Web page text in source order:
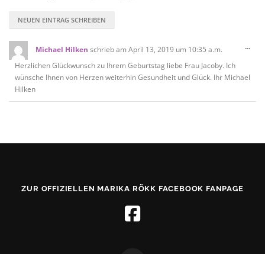
Michael Hilken schrieb am April 13, 2019 um 10:35 a.m.
Herzlichen Glückwunsch zu Ihrem Geburtstag liebe Frau Jacoby. Ich
wünsche Ihnen von Herzen weiterhin Gesundheit und Glück. Ihr Michael
Hilken
...
ZUR OFFIZIELLEN MARIKA RÖKK FACEBOOK FANPAGE